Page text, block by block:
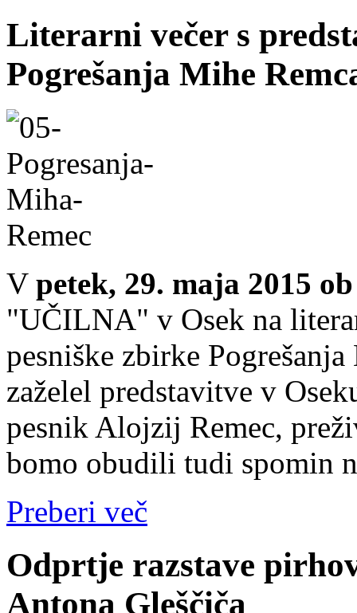
Literarni večer s
Pogrešanja Mihe
V petek, 29. maja 2015
"UČILNA" v Osek na
pesniške zbirke
zaželel predstavitve v
pesnik Alojzij Remec,
bomo obudili tudi spomin
Preberi več
Odprtje razstave
Antona Gleščiča